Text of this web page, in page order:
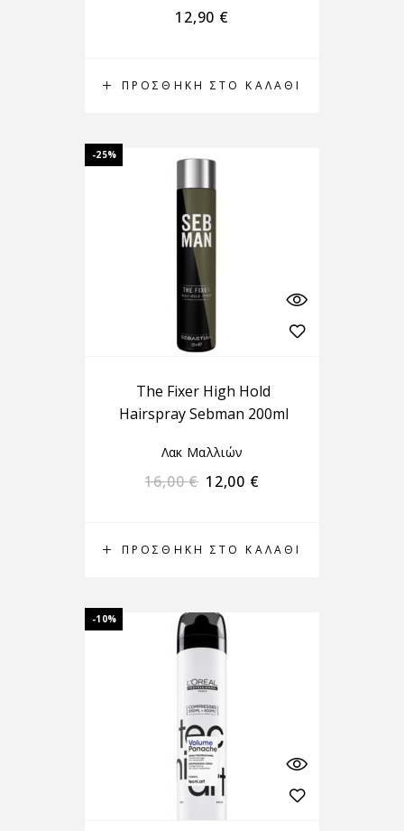
ΠΡΟΣΘΉΚΗ ΣΤΟ ΚΑΛΆΘΙ
12,90 €
-25%
ΠΡΟΣΘΉΚΗ ΣΤΟ ΚΑΛΆΘΙ
The Fixer High Hold
Hairspray Sebman 200ml
Λακ Μαλλιών
16,00€ 12,00 €
-10%